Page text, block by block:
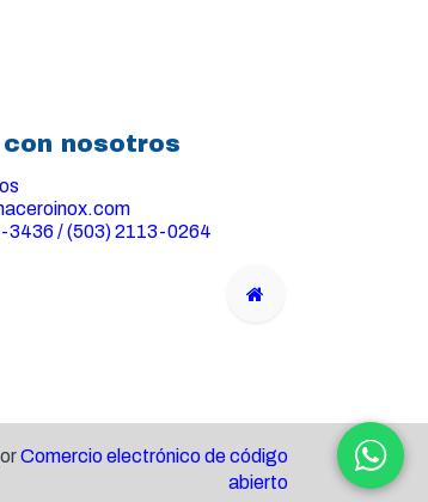
nosotros
3436 / (503) 2113-0264
Comercio electrónico de código
abierto